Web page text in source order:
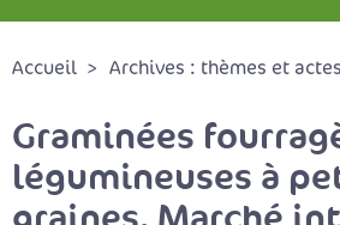
Accueil Archives : thèmes et actes
Graminées
légumineuses à